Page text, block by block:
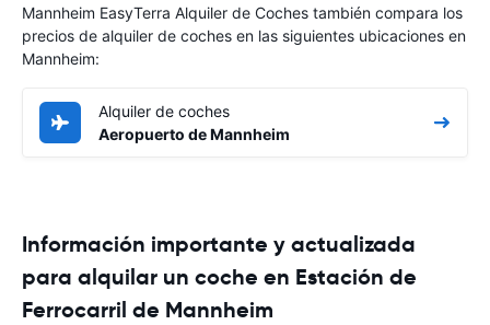
Mannheim EasyTerra Alquiler de Coches también compara los
precios de alquiler de coches en las siguientes ubicaciones en
Mannheim:
Alquiler de coches
Aeropuerto de Mannheim
Información importante y actualizada
para alquilar un coche en Estación de
Ferrocarril de Mannheim